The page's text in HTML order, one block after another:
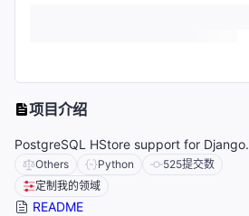
项目介绍
PostgreSQL HStore support for Django.
Others Python 525提交数
定制我的领域
README